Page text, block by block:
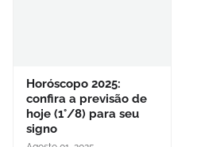
Horóscopo 2025:
confira a previsão de
hoje (1°/8) para seu
signo